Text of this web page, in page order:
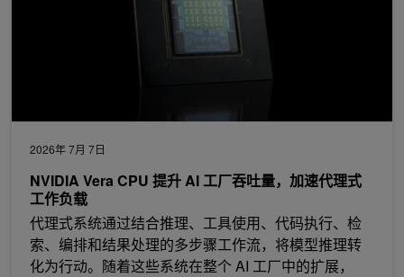
2026年 7月 7日
NVIDIA Vera CPU 提升 AI 工厂吞吐量，加速代理式
工作负载
代理式系统通过结合推理、工具使用、代码执行、检
索、编排和结果处理的多步骤工作流，将模型推理转
化为行动。随着这些系统在整个 AI 工厂中的扩展，